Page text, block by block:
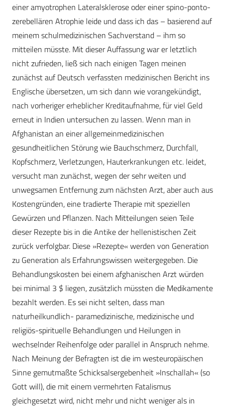
einer amyotrophen Lateralsklerose oder einer spino-ponto-
zerebellären Atrophie leide und dass ich das – basierend auf
meinem schulmedizinischen Sachverstand – ihm so
mitteilen müsste. Mit dieser Auffassung war er letztlich
nicht zufrieden, ließ sich nach einigen Tagen meinen
zunächst auf Deutsch verfassten medizinischen Bericht ins
Englische übersetzen, um sich dann wie vorangekündigt,
nach vorheriger erheblicher Kreditaufnahme, für viel Geld
erneut in Indien untersuchen zu lassen. Wenn man in
Afghanistan an einer allgemeinmedizinischen
gesundheitlichen Störung wie Bauchschmerz, Durchfall,
Kopfschmerz, Verletzungen, Hauterkrankungen etc. leidet,
versucht man zunächst, wegen der sehr weiten und
unwegsamen Entfernung zum nächsten Arzt, aber auch aus
Kostengründen, eine tradierte Therapie mit speziellen
Gewürzen und Pflanzen. Nach Mitteilungen seien Teile
dieser Rezepte bis in die Antike der hellenistischen Zeit
zurück verfolgbar. Diese »Rezepte« werden von Generation
zu Generation als Erfahrungswissen weitergegeben. Die
Behandlungskosten bei einem afghanischen Arzt würden
bei minimal 3 $ liegen, zusätzlich müssten die Medikamente
bezahlt werden. Es sei nicht selten, dass man
naturheilkundlich- paramedizinische, medizinische und
religiös-spirituelle Behandlungen und Heilungen in
wechselnder Reihenfolge oder parallel in Anspruch nehme.
Nach Meinung der Befragten ist die im westeuropäischen
Sinne gemutmaßte Schicksalsergebenheit »Inschallah« (so
Gott will), die mit einem vermehrten Fatalismus
gleichgesetzt wird, nicht mehr und nicht weniger als in